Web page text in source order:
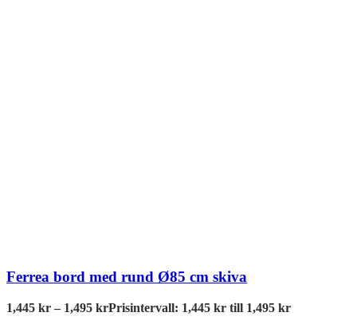
Ferrea bord med rund Ø85 cm skiva
1,445 kr – 1,495 krPrisintervall: 1,445 kr till 1,495 kr